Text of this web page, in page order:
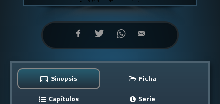
Sinopsis
Ficha
Capítulos
Serie